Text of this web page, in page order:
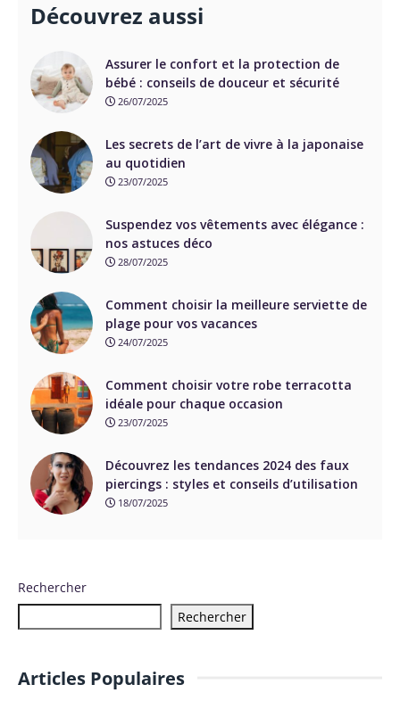
Découvrez aussi
Assurer le confort et la protection de
bébé : conseils de douceur et sécurité
26/07/2025
Les secrets de l’art de vivre à la japonaise
au quotidien
23/07/2025
Suspendez vos vêtements avec élégance :
nos astuces déco
28/07/2025
Comment choisir la meilleure serviette de
plage pour vos vacances
24/07/2025
Comment choisir votre robe terracotta
idéale pour chaque occasion
23/07/2025
Découvrez les tendances 2024 des faux
piercings : styles et conseils d’utilisation
18/07/2025
Rechercher
Rechercher
Articles Populaires